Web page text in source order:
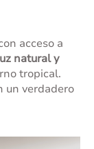
acceso a
natural y
tropical.
un verdadero